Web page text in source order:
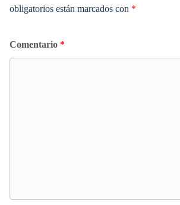
obligatorios están marcados con *
Comentario *